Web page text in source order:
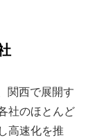
関西で展開す
社のほとんど
高速化を推